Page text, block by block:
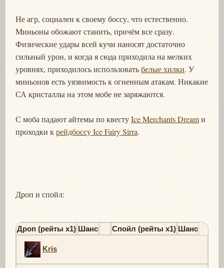
Не агр, социален к своему боссу, что естественно.
Миньоны обожают станить, причём все сразу.
Физические удары всей кучи наносят достаточно
сильный урон, и когда я сюда приходила на мелких
уровнях, приходилось использоватьбелые хилки. У
миньонов есть уязвимость к огненным атакам. Никакие
СА кристаллы на этом мобе не заряжаются.
С моба падают айтемы по квестуIce Merchants Dreamи
проходки крейдбоссу Ice Fairy Sirra.
Дроп и спойл:
Дроп (рейты х1) Шанс Спойл (рейты х1) Шанс
Kris